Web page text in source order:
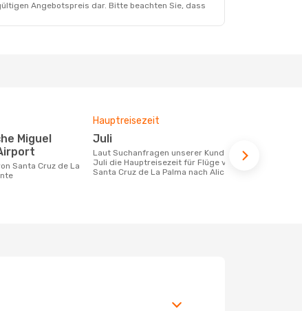
Angebotspreis dar. Bitte beachten Sie, dass
Hauptreisezeit
Juli
Laut Suchanfragen unserer Kunden ist
Juli die Hauptreisezeit für Flüge von
Santa Cruz de La Palma nach Alicante